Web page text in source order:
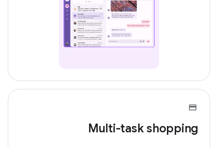
Multi-task shopping